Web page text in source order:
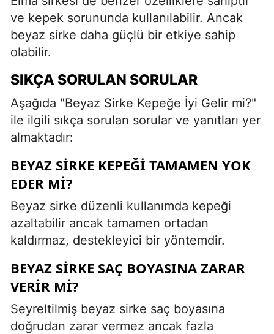
ve kepek sorununda kullanılabilir. Ancak
beyaz sirke daha güçlü bir etkiye sahip
olabilir.
SIKÇA SORULAN SORULAR
Aşağıda "Beyaz Sirke Kepeğe İyi Gelir mi?"
ile ilgili sıkça sorulan sorular ve yanıtları yer
almaktadır:
BEYAZ SIRKE KEPEĞI TAMAMEN YOK
EDER MI?
Beyaz sirke düzenli kullanımda kepeği
azaltabilir ancak tamamen ortadan
kaldırmaz, destekleyici bir yöntemdir.
BEYAZ SIRKE SAÇ BOYASINA ZARAR
VERIR MI?
Seyreltilmiş beyaz sirke saç boyasına
doğrudan zarar vermez ancak fazla